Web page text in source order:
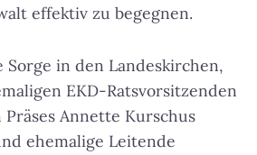
effektiv zu begegnen.
in den Landeskirchen,
EKD-Ratsvorsitzenden
Annette Kurschus
ehemalige Leitende